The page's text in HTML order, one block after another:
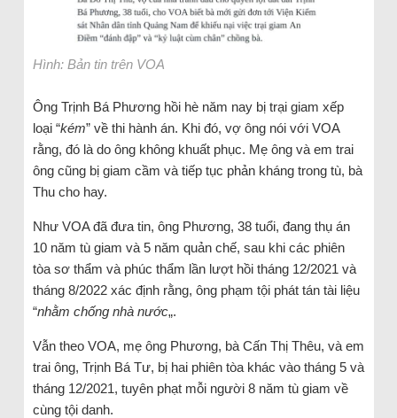
Hình: Bản tin trên VOA
Ông Trịnh Bá Phương hồi hè năm nay bị trại giam xếp
loại “kém” về thi hành án. Khi đó, vợ ông nói với VOA
rằng, đó là do ông không khuất phục. Mẹ ông và em trai
ông cũng bị giam cầm và tiếp tục phản kháng trong tù, bà
Thu cho hay.
Như VOA đã đưa tin, ông Phương, 38 tuổi, đang thụ án
10 năm tù giam và 5 năm quản chế, sau khi các phiên
tòa sơ thẩm và phúc thẩm lần lượt hồi tháng 12/2021 và
tháng 8/2022 xác định rằng, ông phạm tội phát tán tài liệu
“nhằm chống nhà nước„.
Vẫn theo VOA, mẹ ông Phương, bà Cấn Thị Thêu, và em
trai ông, Trịnh Bá Tư, bị hai phiên tòa khác vào tháng 5 và
tháng 12/2021, tuyên phạt mỗi người 8 năm tù giam về
cùng tội danh.